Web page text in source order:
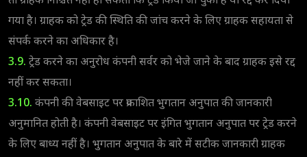
गया है। ग्राहक को ट्रेड की स्थिति की जांच करने के लिए ग्राहक सहायता से
संपर्क करने का अधिकार है।
3.9. ट्रेड करने का अनुरोध कंपनी सर्वर को भेजे जाने के बाद ग्राहक इसे रद्द
नहीं कर सकता।
3.10. कंपनी की वेबसाइट पर प्रकाशित भुगतान अनुपात की जानकारी
अनुमानित होती है। कंपनी वेबसाइट पर इंगित भुगतान अनुपात पर ट्रेड करने
के लिए बाध्य नहीं है। भुगतान अनुपात के बारे में सटीक जानकारी ग्राहक